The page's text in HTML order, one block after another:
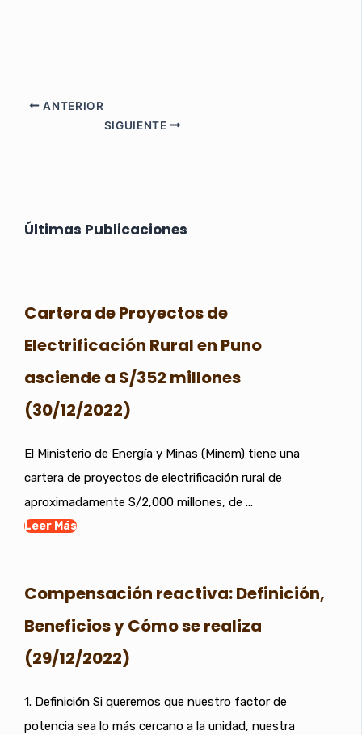
ANTERIOR
SIGUIENTE
Últimas Publicaciones
Cartera de Proyectos de
Electrificación Rural en Puno
asciende a S/352 millones
(30/12/2022)
El Ministerio de Energía y Minas (Minem) tiene una
cartera de proyectos de electrificación rural de
aproximadamente S/2,000 millones, de ...
Leer Más
Compensación reactiva: Definición,
Beneficios y Cómo se realiza
(29/12/2022)
1. Definición Si queremos que nuestro factor de
potencia sea lo más cercano a la unidad, nuestra